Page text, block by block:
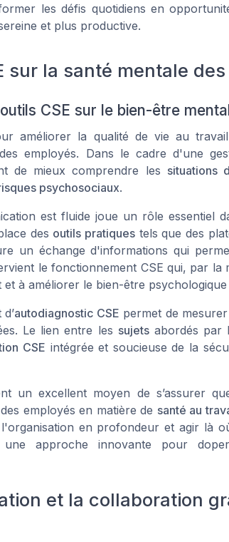
les défis quotidiens en
et plus productive.
sur la santé mentale
CSE sur le bien-être mental
améliorer la qualité de vie au
employés. Dans le cadre d'une
de mieux comprendre les situations
psychosociaux.
est fluide joue un rôle essentiel
des outils pratiques tels que des
un échange d'informations qui
lefonctionnement CSE qui, par la
à améliorer le bien-être
autodiagnostic CSE permet de
Le lien entre les sujetsabordés par
CSE intégrée et soucieuse de la
un excellent moyen de s’assurer
employés en matière de santé au
en profondeur et agir là
approche innovante pour
et la collaboration